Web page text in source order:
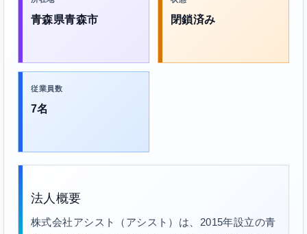
青森県青森市 閉鎖済み
従業員数
7名
法人概要
株式会社アシスト（アシスト）は、2015年設立の青